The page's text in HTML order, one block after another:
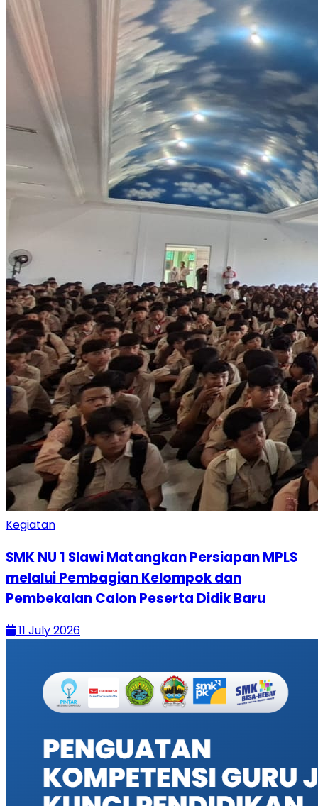
Kegiatan
SMK NU 1 Slawi Matangkan Persiapan MPLS
melalui Pembagian Kelompok dan
Pembekalan Calon Peserta Didik Baru
11 July 2026